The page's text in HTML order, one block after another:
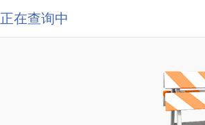
正在查询中